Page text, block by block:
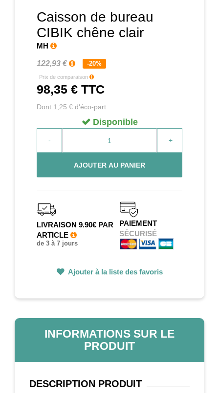
Caisson de bureau
CIBIK chêne clair
MH
122,93 € -20%
Prix de comparaison
98,35 € TTC
Dont 1,25 € d'éco-part
Disponible
- +
AJOUTER AU PANIER
LIVRAISON 9.90€ PAR
ARTICLE
de 3 à 7 jours
PAIEMENT
SÉCURISÉ
Ajouter à la liste des favoris
INFORMATIONS SUR LE
PRODUIT
DESCRIPTION PRODUIT